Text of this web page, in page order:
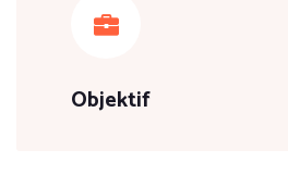
Objektif